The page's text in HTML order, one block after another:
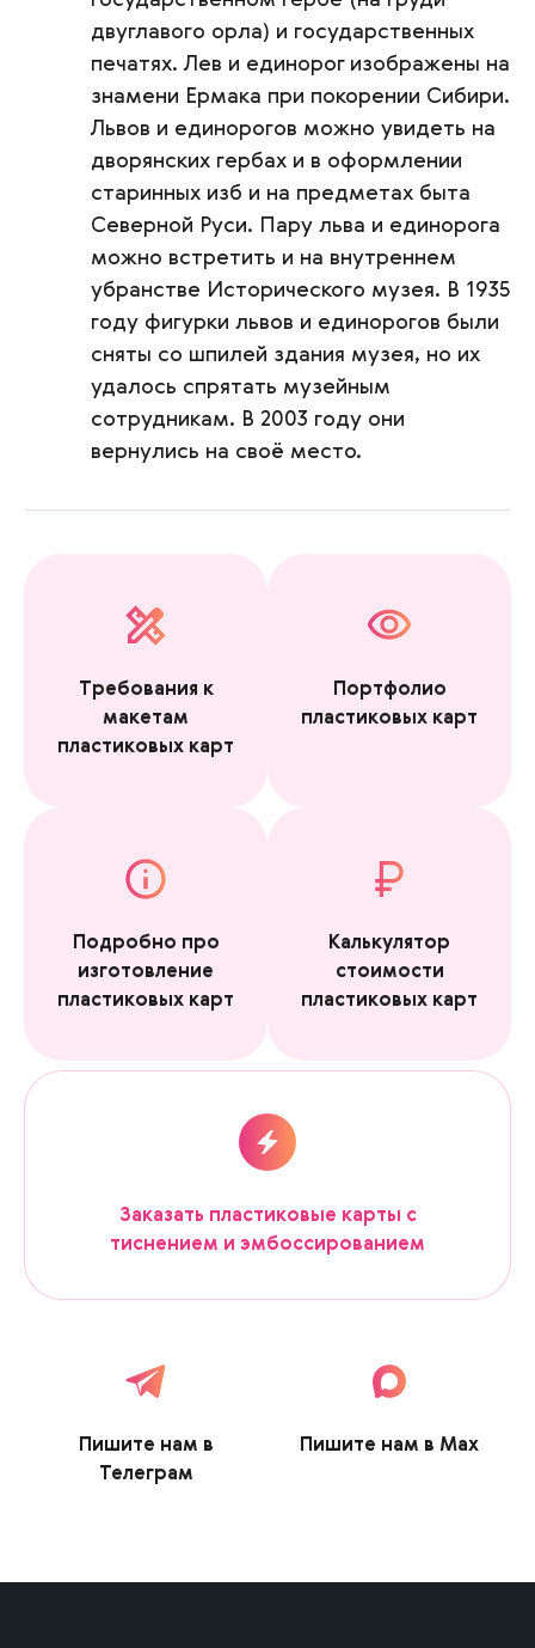
двуглавого орла) и государственных
печатях. Лев и единорог изображены на
знамени Ермака при покорении Сибири.
Львов и единорогов можно увидеть на
дворянских гербах и в оформлении
старинных изб и на предметах быта
Северной Руси. Пару льва и единорога
можно встретить и на внутреннем
убранстве Исторического музея. В 1935
году фигурки львов и единорогов были
сняты со шпилей здания музея, но их
удалось спрятать музейным
сотрудникам. В 2003 году они
вернулись на своё место.
Требования к
макетам
пластиковых карт
Портфолио
пластиковых карт
Подробно про
изготовление
пластиковых карт
Калькулятор
стоимости
пластиковых карт
Заказать пластиковые карты с
тиснением и эмбоссированием
Пишите нам в
Телеграм
Пишите нам в Max